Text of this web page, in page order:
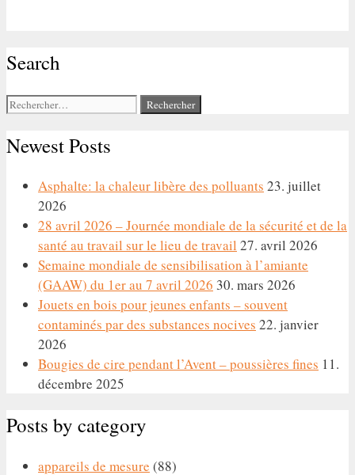
Search
Rechercher :
Newest Posts
Asphalte: la chaleur libère des polluants 23. juillet
2026
28 avril 2026 – Journée mondiale de la sécurité et de la
santé au travail sur le lieu de travail 27. avril 2026
Semaine mondiale de sensibilisation à l’amiante
(GAAW) du 1er au 7 avril 2026 30. mars 2026
Jouets en bois pour jeunes enfants – souvent
contaminés par des substances nocives 22. janvier
2026
Bougies de cire pendant l’Avent – poussières fines 11.
décembre 2025
Posts by category
appareils de mesure (88)